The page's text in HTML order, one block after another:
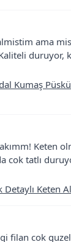
ama
duruyor,
Kumaş
Keten
cok tatlı
Detaylı Keten
filan cok